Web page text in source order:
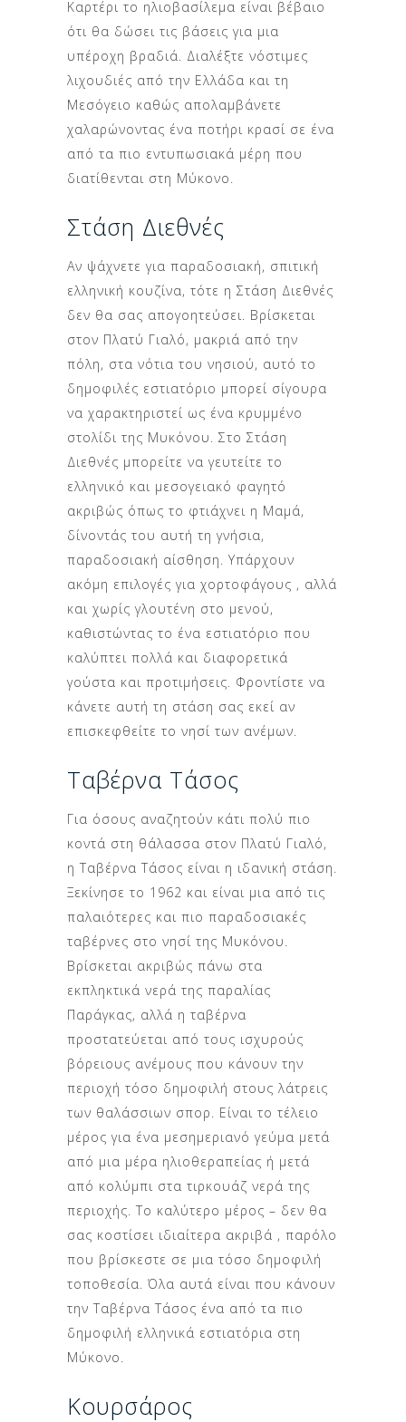
Καρτέρι το ηλιοβασίλεμα είναι βέβαιο
ότι θα δώσει τις βάσεις για μια
υπέροχη βραδιά. Διαλέξτε νόστιμες
λιχουδιές από την Ελλάδα και τη
Μεσόγειο καθώς απολαμβάνετε
χαλαρώνοντας ένα ποτήρι κρασί σε ένα
από τα πιο εντυπωσιακά μέρη που
διατίθενται στη Μύκονο.
Στάση Διεθνές
Αν ψάχνετε για παραδοσιακή, σπιτική
ελληνική κουζίνα, τότε η Στάση Διεθνές
δεν θα σας απογοητεύσει. Βρίσκεται
στον Πλατύ Γιαλό, μακριά από την
πόλη, στα νότια του νησιού, αυτό το
δημοφιλές εστιατόριο μπορεί σίγουρα
να χαρακτηριστεί ως ένα κρυμμένο
στολίδι της Μυκόνου. Στο Στάση
Διεθνές μπορείτε να γευτείτε το
ελληνικό και μεσογειακό φαγητό
ακριβώς όπως το φτιάχνει η Μαμά,
δίνοντάς του αυτή τη γνήσια,
παραδοσιακή αίσθηση. Υπάρχουν
ακόμη επιλογές για χορτοφάγους , αλλά
και χωρίς γλουτένη στο μενού,
καθιστώντας το ένα εστιατόριο που
καλύπτει πολλά και διαφορετικά
γούστα και προτιμήσεις. Φροντίστε να
κάνετε αυτή τη στάση σας εκεί αν
επισκεφθείτε το νησί των ανέμων.
Ταβέρνα Τάσος
Για όσους αναζητούν κάτι πολύ πιο
κοντά στη θάλασσα στον Πλατύ Γιαλό,
η Ταβέρνα Τάσος είναι η ιδανική στάση.
Ξεκίνησε το 1962 και είναι μια από τις
παλαιότερες και πιο παραδοσιακές
ταβέρνες στο νησί της Μυκόνου.
Βρίσκεται ακριβώς πάνω στα
εκπληκτικά νερά της παραλίας
Παράγκας, αλλά η ταβέρνα
προστατεύεται από τους ισχυρούς
βόρειους ανέμους που κάνουν την
περιοχή τόσο δημοφιλή στους λάτρεις
των θαλάσσιων σπορ. Είναι το τέλειο
μέρος για ένα μεσημεριανό γεύμα μετά
από μια μέρα ηλιοθεραπείας ή μετά
από κολύμπι στα τιρκουάζ νερά της
περιοχής. Το καλύτερο μέρος – δεν θα
σας κοστίσει ιδιαίτερα ακριβά , παρόλο
που βρίσκεστε σε μια τόσο δημοφιλή
τοποθεσία. Όλα αυτά είναι που κάνουν
την Ταβέρνα Τάσος ένα από τα πιο
δημοφιλή ελληνικά εστιατόρια στη
Μύκονο.
Κουρσάρος